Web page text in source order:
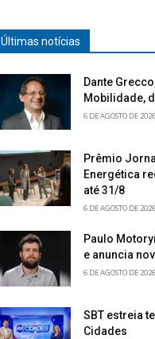
Últimas notícias
Dante
Mobilidade,
6 DE AGOSTO DE 2026
Prêmio
Energética
até 31/8
6 DE AGOSTO DE 2026
Paulo
e anuncia
6 DE AGOSTO DE 2026
SBT estreia
Cidades